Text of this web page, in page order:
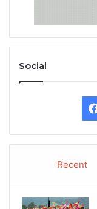
Social
Recent